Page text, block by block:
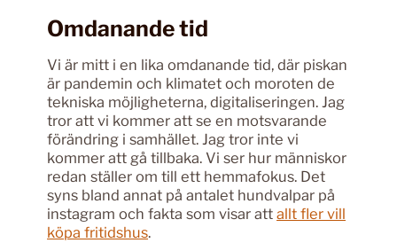
Omdanande tid
Vi är mitt i en lika omdanande tid, där piskan
är pandemin och klimatet och moroten de
tekniska möjligheterna, digitaliseringen. Jag
tror att vi kommer att se en motsvarande
förändring i samhället. Jag tror inte vi
kommer att gå tillbaka. Vi ser hur människor
redan ställer om till ett hemmafokus. Det
syns bland annat på antalet hundvalpar på
instagram och fakta som visar attallt fler vill
köpa fritidshus.